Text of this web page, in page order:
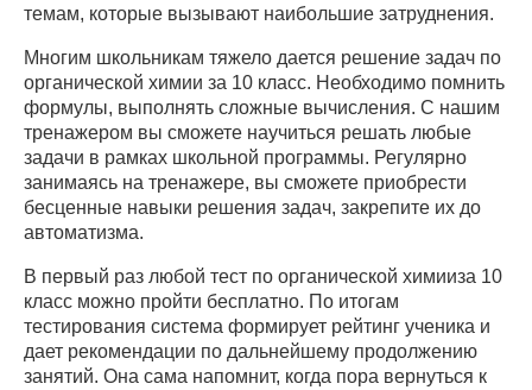
темам, которые вызывают наибольшие затруднения.
Многим школьникам тяжело дается решение задач по
органической химии за 10 класс. Необходимо помнить
формулы, выполнять сложные вычисления. С нашим
тренажером вы сможете научиться решать любые
задачи в рамках школьной программы. Регулярно
занимаясь на тренажере, вы сможете приобрести
бесценные навыки решения задач, закрепите их до
автоматизма.
В первый раз любой тест по органической химииза 10
класс можно пройти бесплатно. По итогам
тестирования система формирует рейтинг ученика и
дает рекомендации по дальнейшему продолжению
занятий. Она сама напомнит, когда пора вернуться к